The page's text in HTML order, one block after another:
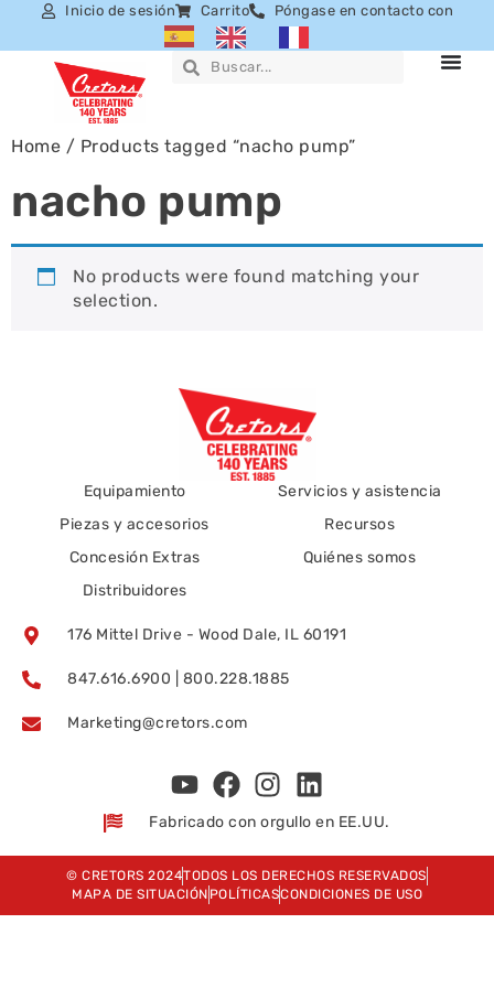
Inicio de sesión Carrito Póngase en contacto con
Home / Products tagged “nacho pump”
nacho pump
No products were found matching your
selection.
Equipamiento
Piezas y accesorios
Concesión Extras
Distribuidores
Servicios y asistencia
Recursos
Quiénes somos
176 Mittel Drive - Wood Dale, IL 60191
847.616.6900 | 800.228.1885
Marketing@cretors.com
Fabricado con orgullo en EE.UU.
© CRETORS 2024TODOS LOS DERECHOS RESERVADOS
MAPA DE SITUACIÓN POLÍTICASCONDICIONES DE USO